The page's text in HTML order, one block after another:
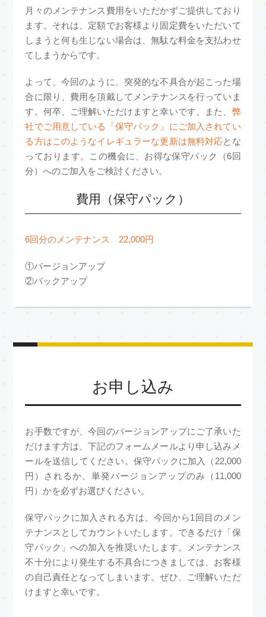
月々のメンテナンス費用をいただかずご提供しており
ます。それは、定額でお客様より固定費をいただいて
しまうと何も生じない場合は、無駄な料金を支払わせ
てしまうからです。
よって、今回のように、突発的な不具合が起こった場
合に限り、費用を頂戴してメンテナンスを行っていま
す。何卒、ご理解いただけますと幸いです。また、 弊
社でご用意している「保守パック」にご加入されてい
る方はこのようなイレギュラーな更新は無料対応とな
っております。この機会に、お得な保守パック（6回
分）へのご加入をご検討ください。
費用（保守パック）
6回分のメンテナンス 22,000円
①バージョンアップ
②バックアップ
お申し込み
お手数ですが、今回のバージョンアップにご了承いた
だけます方は、下記のフォームメールより申し込みメ
ールを送信してください。保守パックに加入（22,000
円）されるか、単発バージョンアップのみ（11,000
円）かを必ずお選びください。
保守パックに加入される方は、今回から1回目のメン
テナンスとしてカウントいたします。できるだけ「保
守パック」への加入を推奨いたします。メンテナンス
不十分により発生する不具合につきましては、お客様
の自己責任となってしまいます。ぜひ、ご理解いただ
けますと幸いです。